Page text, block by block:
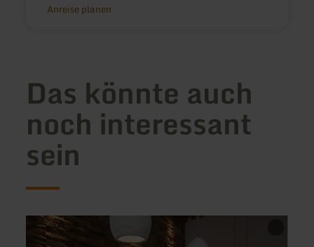
Anreise planen
Das könnte auch
noch interessant
sein
mehr
erfahren